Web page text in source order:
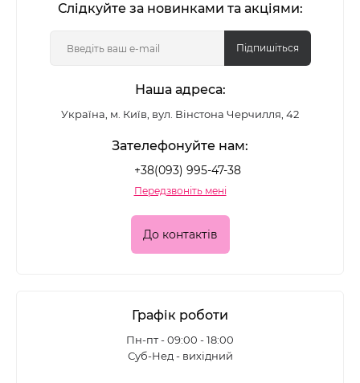
Слідкуйте за новинками та акціями:
Підпишіться
Наша адреса:
Україна, м. Київ, вул. Вінстона Черчилля, 42
Зателефонуйте нам:
+38(093) 995-47-38
Передзвоніть мені
До контактів
Графік роботи
Пн-пт - 09:00 - 18:00
Суб-Нед - вихідний